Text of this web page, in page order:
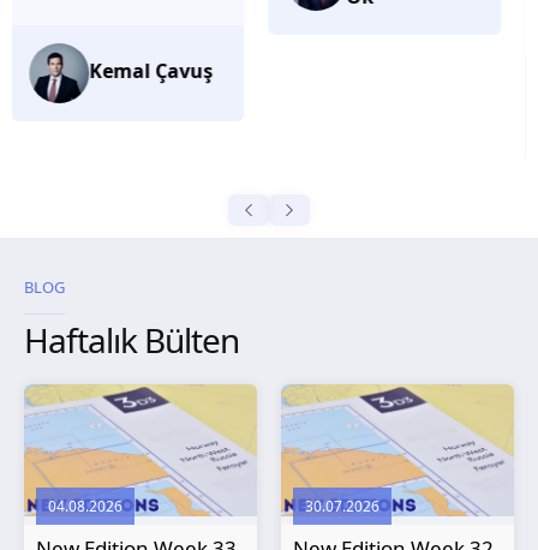
BLOG
Haftalık Bülten
04.08.2026 30.07.2026